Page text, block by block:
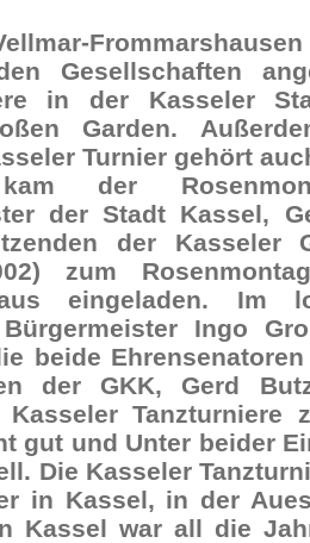
Gesellschaften
in der Kasseler
Garden.
Turnier gehört
der
der Stadt Kassel,
der Kasseler
zum
eingeladen. Im
Ingo
beide
der GKK, Gerd
Tanzturniere
gut und Unter beider
Die Kasseler
in Kassel, in der
Kassel war all die